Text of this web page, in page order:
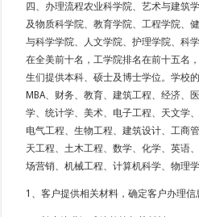
四、办理流程农业科学院、艺术与建筑
及物质科学院、教育学院、工程学院、
与科学学院、人文学院、护理学院、科
在全美前十名，工学院排名在前十五名
生们提供本科、硕士及博士学位。学校
MBA、财务、教育、建筑工程、经济、
学、统计学、美术、电子工程、天文学
电气工程、生物工程、建筑设计、工商
天工程、土木工程、数学、化学、英语
场营销、机械工程、计算机科学、物理
1、客户提供相关材料，确定客户办理信